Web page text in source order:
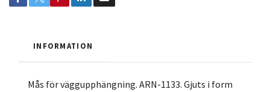
INFORMATION
Mås för väggupphängning. ARN-1133. Gjuts i form